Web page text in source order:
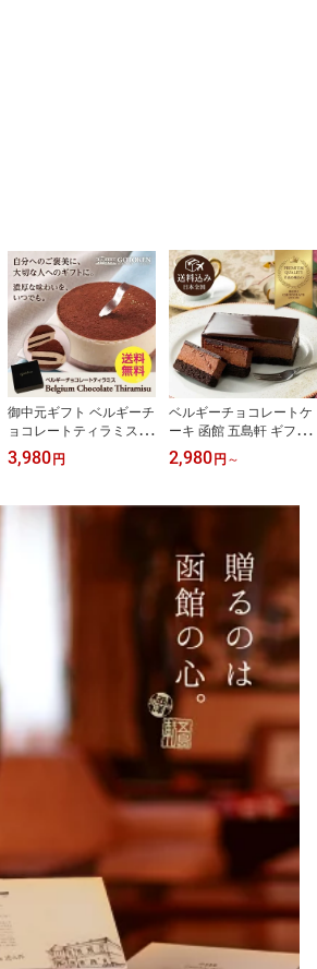
御中元ギフト ベルギーチ
ョコレートティラミス ケ
ーキ 濃厚 誕生日 バース
デー 函館 北海道産 ベル
マスカルポーネ ギフト
し バレンタイン 五島軒
3,980 円
ベルギーチョコレートケ
ーキ 函館 五島軒 ギフト
ベルギーチョコレート 冷
凍 スイーツ 母の日ギフ
デー お返し 誕生日 送料
2,980 円 ～